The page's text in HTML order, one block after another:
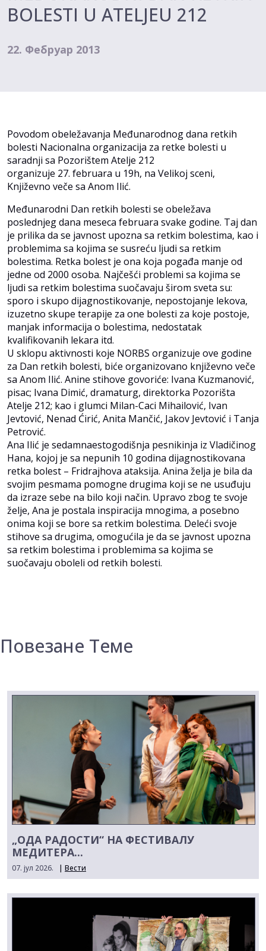
BOLESTI U ATELJEU 212
22. Фебруар 2013
Povodom obeležavanja Međunarodnog dana retkih
bolesti Nacionalna organizacija za retke bolesti u
saradnji sa Pozorištem Atelje 212
organizuje 27. februara u 19h, na Velikoj sceni,
Književno veče sa Anom Ilić.
Međunarodni Dan retkih bolesti se obeležava
poslednjeg dana meseca februara svake godine. Taj dan
je prilika da se javnost upozna sa retkim bolestima, kao i
problemima sa kojima se susreću ljudi sa retkim
bolestima. Retka bolest je ona koja pogađa manje od
jedne od 2000 osoba. Najčešći problemi sa kojima se
ljudi sa retkim bolestima suočavaju širom sveta su:
sporo i skupo dijagnostikovanje, nepostojanje lekova,
izuzetno skupe terapije za one bolesti za koje postoje,
manjak informacija o bolestima, nedostatak
kvalifikovanih lekara itd.
U sklopu aktivnosti koje NORBS organizuje ove godine
za Dan retkih bolesti, biće organizovano književno veče
sa Anom Ilić. Anine stihove govoriće: Ivana Kuzmanović,
pisac; Ivana Dimić, dramaturg, direktorka Pozorišta
Atelje 212; kao i glumci Milan-Caci Mihailović, Ivan
Jevtović, Nenad Ćirić, Anita Mančić, Jakov Jevtović i Tanja
Petrović.
Ana Ilić je sedamnaestogodišnja pesnikinja iz Vladičinog
Hana, kojoj je sa nepunih 10 godina dijagnostikovana
retka bolest – Fridrajhova ataksija. Anina želja je bila da
svojim pesmama pomogne drugima koji se ne usuđuju
da izraze sebe na bilo koji način. Upravo zbog te svoje
želje, Ana je postala inspiracija mnogima, a posebno
onima koji se bore sa retkim bolestima. Deleći svoje
stihove sa drugima, omogućila je da se javnost upozna
sa retkim bolestima i problemima sa kojima se
suočavaju oboleli od retkih bolesti.
Повезане Теме
„ОДА РАДОСТИ“ НА ФЕСТИВАЛУ
МЕДИТЕРА...
07. јул 2026. | Вести